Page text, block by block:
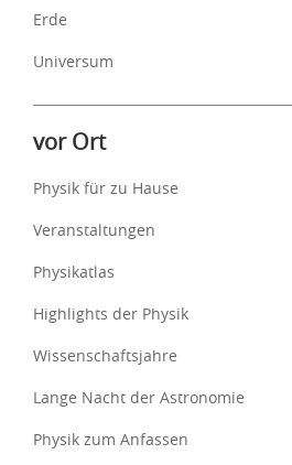
Erde
Universum
vor Ort
Physik für zu Hause
Veranstaltungen
Physikatlas
Highlights der Physik
Wissenschaftsjahre
Lange Nacht der Astronomie
Physik zum Anfassen